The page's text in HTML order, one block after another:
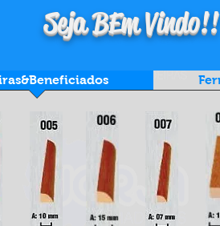
Seja BEm Vindo!!